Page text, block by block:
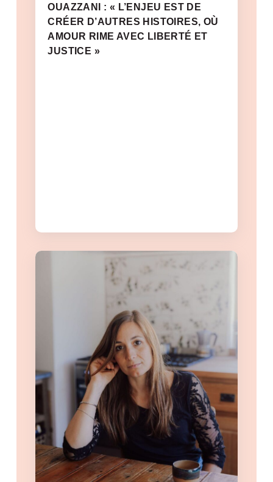
OUAZZANI : « L’ENJEU EST DE
CRÉER D’AUTRES HISTOIRES, OÙ
AMOUR RIME AVEC LIBERTÉ ET
JUSTICE »